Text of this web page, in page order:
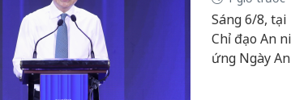
Sáng 6/8,
Chỉ đạo An
ứng Ngày